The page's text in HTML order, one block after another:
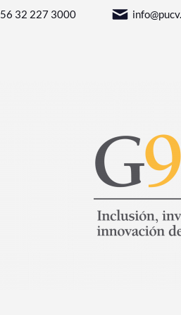
56 32 227 3000